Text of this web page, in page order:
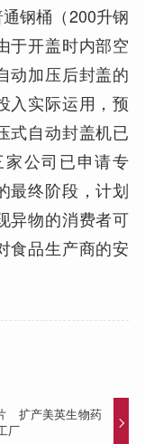
钢桶（200升钢
于开盖时内部空
动加压后封盖的
入实际运用，预
式自动封盖机已
公司已申请专
最终阶段，计划
异物的消费者可
食品生产商的安
扩产美英生物药
厂